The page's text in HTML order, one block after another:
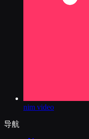
nim video
导航